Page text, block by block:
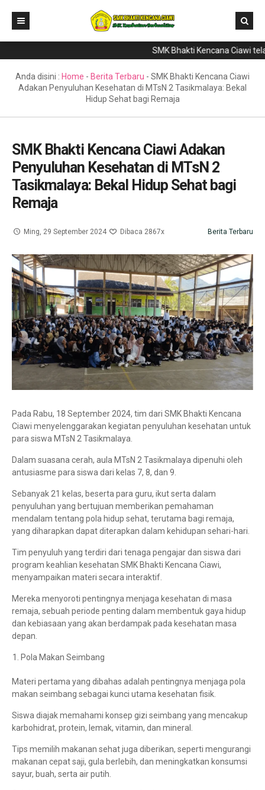
Direktori
Berita
Literasi
Galeri
GTK & Siswa
PPDB
SMK Bhakti Kencana Ciawi
Anda disini : Home - Berita Terbaru - SMK Bhakti Kencana Ciawi
Adakan Penyuluhan Kesehatan di MTsN 2 Tasikmalaya: Bekal
Hidup Sehat bagi Remaja
SMK Bhakti Kencana Ciawi Adakan
Penyuluhan Kesehatan di MTsN 2
Tasikmalaya: Bekal Hidup Sehat bagi
Remaja
Ming, 29 September 2024 Dibaca 2867x Berita Terbaru
Pada Rabu, 18 September 2024, tim dari SMK Bhakti Kencana
Ciawi menyelenggarakan kegiatan penyuluhan kesehatan untuk
para siswa MTsN 2 Tasikmalaya.
Dalam suasana cerah, aula MTsN 2 Tasikmalaya dipenuhi oleh
antusiasme para siswa dari kelas 7, 8, dan 9.
Sebanyak 21 kelas, beserta para guru, ikut serta dalam
penyuluhan yang bertujuan memberikan pemahaman
mendalam tentang pola hidup sehat, terutama bagi remaja,
yang diharapkan dapat diterapkan dalam kehidupan sehari-hari.
Tim penyuluh yang terdiri dari tenaga pengajar dan siswa dari
program keahlian kesehatan SMK Bhakti Kencana Ciawi,
menyampaikan materi secara interaktif.
Mereka menyoroti pentingnya menjaga kesehatan di masa
remaja, sebuah periode penting dalam membentuk gaya hidup
dan kebiasaan yang akan berdampak pada kesehatan masa
depan.
Pola Makan Seimbang
Materi pertama yang dibahas adalah pentingnya menjaga pola
makan seimbang sebagai kunci utama kesehatan fisik.
Siswa diajak memahami konsep gizi seimbang yang mencakup
karbohidrat, protein, lemak, vitamin, dan mineral.
Tips memilih makanan sehat juga diberikan, seperti mengurangi
makanan cepat saji, gula berlebih, dan meningkatkan konsumsi
sayur, buah, serta air putih.